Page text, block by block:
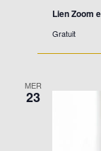
Lien Zoom
Gratuit
MER
23